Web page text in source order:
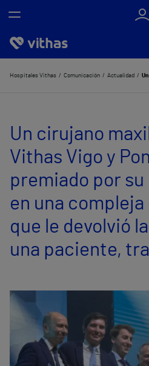
Nosotros
Servicios de salud
Equipo médico y asistencial
Información útil
Comunicación
Hospitales Vithas Comunicación Actualidad
Un cirujano
Vithas Vigo y
premiado por
en una
que le devolvió
una paciente,